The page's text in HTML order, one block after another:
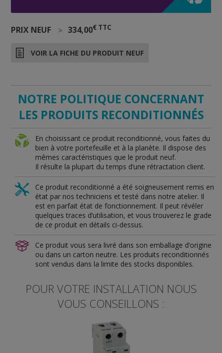
PRIX NEUF > 334,00€ TTC
VOIR LA FICHE DU PRODUIT NEUF
NOTRE POLITIQUE CONCERNANT
LES PRODUITS RECONDITIONNÉS
En choisissant ce produit reconditionné, vous faites du
bien à votre portefeuille et à la planète. Il dispose des
mêmes caractéristiques que le produit neuf.
Il résulte la plupart du temps d’une rétractation client.
Ce produit reconditionné a été soigneusement remis en
état par nos techniciens et testé dans notre atelier. Il
est en parfait état de fonctionnement. Il peut révéler
quelques traces d’utilisation, et vous trouverez le grade
de ce produit en détails ci-dessus.
Ce produit vous sera livré dans son emballage d’origine
ou dans un carton neutre. Les produits reconditionnés
sont vendus dans la limite des stocks disponibles.
POUR VOTRE INSTALLATION NOUS
VOUS CONSEILLONS :